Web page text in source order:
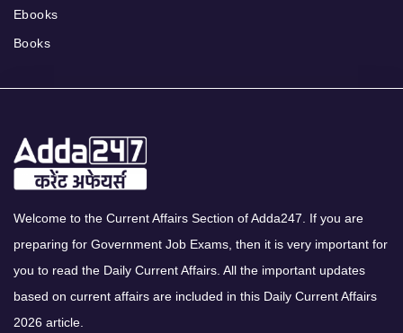
Ebooks
Books
Welcome to the Current Affairs Section of Adda247. If you are
preparing for Government Job Exams, then it is very important for
you to read the Daily Current Affairs. All the important updates
based on current affairs are included in this Daily Current Affairs
2026 article.